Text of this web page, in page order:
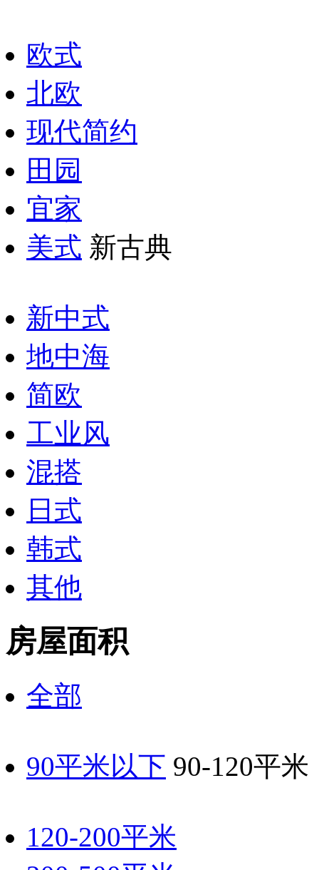
欧式
北欧
现代简约
田园
宜家
美式 新古典
新中式
地中海
简欧
工业风
混搭
日式
韩式
其他
房屋面积
全部
90平米以下 90-120平米
120-200平米